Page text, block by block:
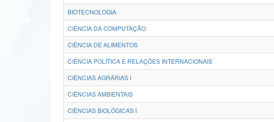
BIOTECNOLOGIA
CIÊNCIA DA COMPUTAÇÃO
CIÊNCIA DE ALIMENTOS
CIÊNCIA POLÍTICA E RELAÇÕES INTERNACIONAIS
CIÊNCIAS AGRÁRIAS I
CIÊNCIAS AMBIENTAIS
CIÊNCIAS BIOLÓGICAS I